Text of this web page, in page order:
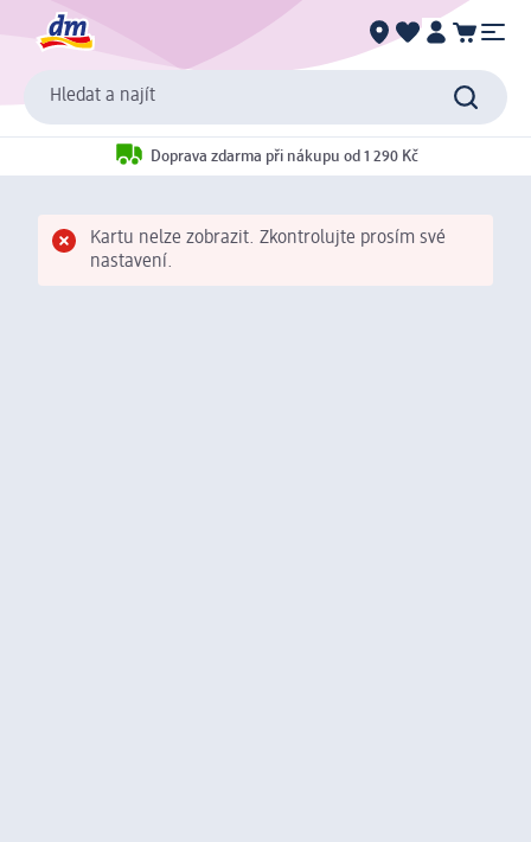
Hledat a najít
Doprava zdarma při nákupu od 1 290 Kč
Kartu nelze zobrazit. Zkontrolujte prosím své
nastavení.